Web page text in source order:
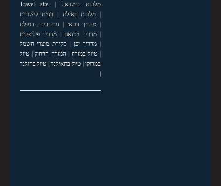
מלונות בישראל |
Travel site
|מלונות באילת | בניית קישורים
| מדריך דובאי | ערי בירה בעולם
|מדריך ויטנאם | מדריך פיליפינים
|מדריך יפן | סקירת מוצרי חשמל
| טיול במזרח | המזרח הרחוק| טיול
במרוקו| טיול בתאילנד| טיול בהולנד
|